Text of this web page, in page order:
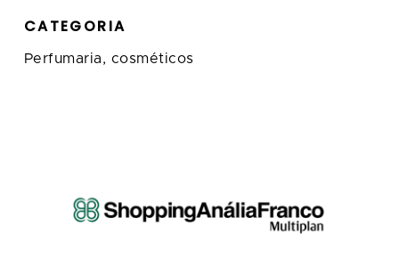
CATEGORIA
Perfumaria, cosméticos